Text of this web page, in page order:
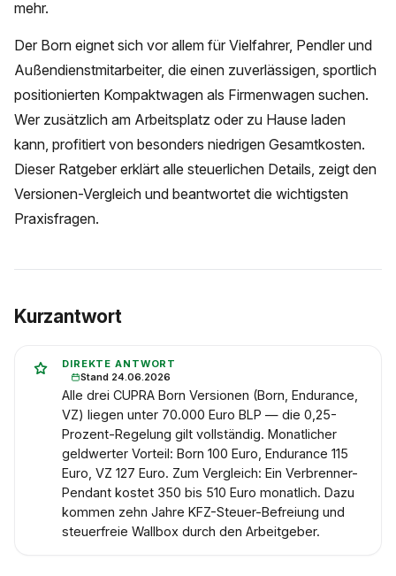
mehr.
Der Born eignet sich vor allem für Vielfahrer, Pendler und
Außendienstmitarbeiter, die einen zuverlässigen, sportlich
positionierten Kompaktwagen als Firmenwagen suchen.
Wer zusätzlich am Arbeitsplatz oder zu Hause laden
kann, profitiert von besonders niedrigen Gesamtkosten.
Dieser Ratgeber erklärt alle steuerlichen Details, zeigt den
Versionen-Vergleich und beantwortet die wichtigsten
Praxisfragen.
Kurzantwort
DIREKTE ANTWORT
Stand 24.06.2026
Alle drei CUPRA Born Versionen (Born, Endurance,
VZ) liegen unter 70.000 Euro BLP — die 0,25-
Prozent-Regelung gilt vollständig. Monatlicher
geldwerter Vorteil: Born 100 Euro, Endurance 115
Euro, VZ 127 Euro. Zum Vergleich: Ein Verbrenner-
Pendant kostet 350 bis 510 Euro monatlich. Dazu
kommen zehn Jahre KFZ-Steuer-Befreiung und
steuerfreie Wallbox durch den Arbeitgeber.